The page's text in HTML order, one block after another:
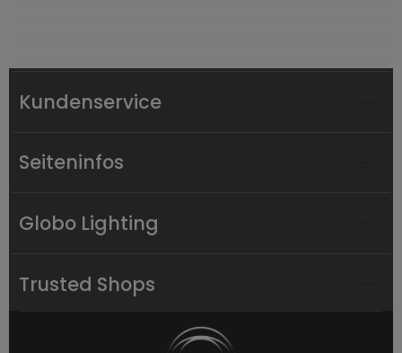
Kundenservice
Seiteninfos
Globo Lighting
Trusted Shops